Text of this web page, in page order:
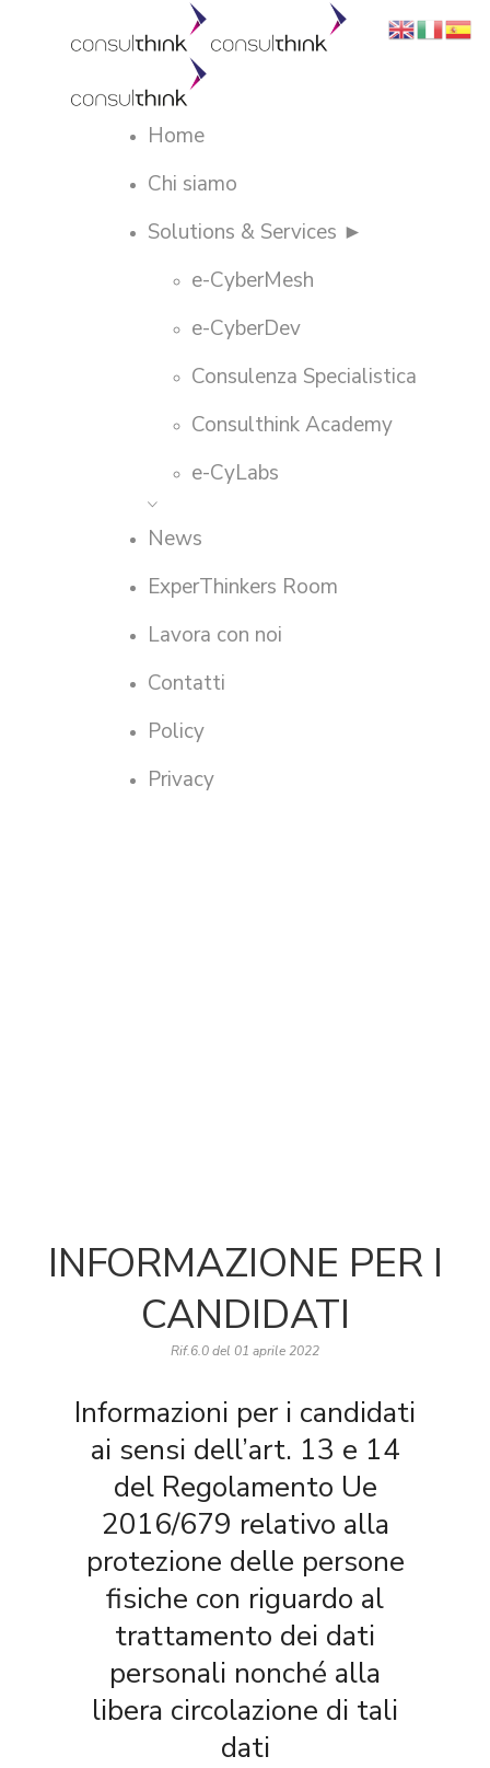
Home
Chi siamo
Solutions & Services ►
e-CyberMesh
e-CyberDev
Consulenza Specialistica
Consulthink Academy
e-CyLabs
News
ExperThinkers Room
Lavora con noi
Contatti
Policy
Privacy
INFORMAZIONE PER I
CANDIDATI
Rif.6.0 del 01 aprile 2022
Informazioni per i candidati
ai sensi dell’art. 13 e 14
del Regolamento Ue
2016/679 relativo alla
protezione delle persone
fisiche con riguardo al
trattamento dei dati
personali nonché alla
libera circolazione di tali
dati